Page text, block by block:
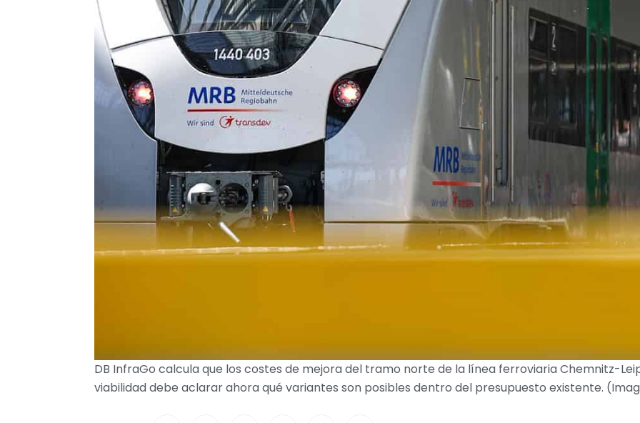
DB InfraGo calcula que los costes de mejora del tramo norte de la línea ferroviaria Chemnitz-
viabilidad debe aclarar ahora qué variantes son posibles dentro del presupuesto existente.